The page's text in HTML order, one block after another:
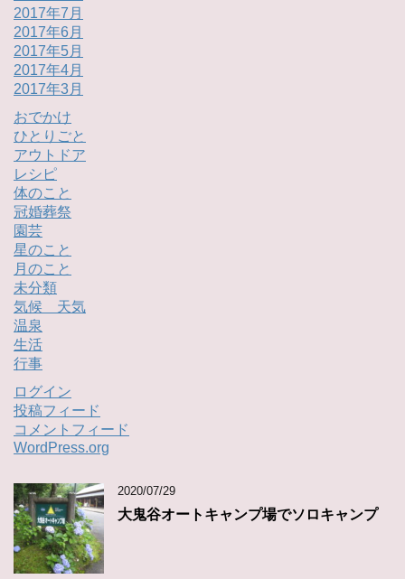
2017年7月
2017年6月
2017年5月
2017年4月
2017年3月
おでかけ
ひとりごと
アウトドア
レシピ
体のこと
冠婚葬祭
園芸
星のこと
月のこと
未分類
気候 天気
温泉
生活
行事
ログイン
投稿フィード
コメントフィード
WordPress.org
2020/07/29
大鬼谷オートキャンプ場でソロキャンプ